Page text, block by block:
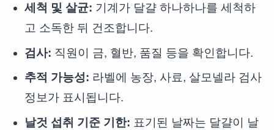
세척 및 살균: 기계가 달걀 하나하나를 세척하
고 소독한 뒤 건조합니다.
검사: 직원이 금, 혈반, 품질 등을 확인합니다.
추적 가능성: 라벨에 농장, 사료, 살모넬라 검사
정보가 표시됩니다.
날것 섭취 기준 기한: 표기된 날짜는 달걀이 날